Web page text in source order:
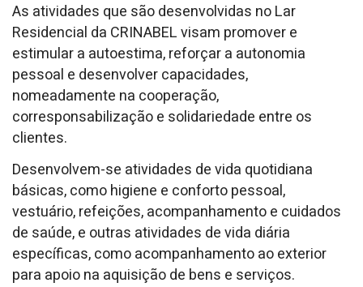
As atividades que são desenvolvidas no Lar
Residencial da CRINABEL visam promover e
estimular a autoestima, reforçar a autonomia
pessoal e desenvolver capacidades,
nomeadamente na cooperação,
corresponsabilização e solidariedade entre os
clientes.
Desenvolvem-se atividades de vida quotidiana
básicas, como higiene e conforto pessoal,
vestuário, refeições, acompanhamento e cuidados
de saúde, e outras atividades de vida diária
específicas, como acompanhamento ao exterior
para apoio na aquisição de bens e serviços.